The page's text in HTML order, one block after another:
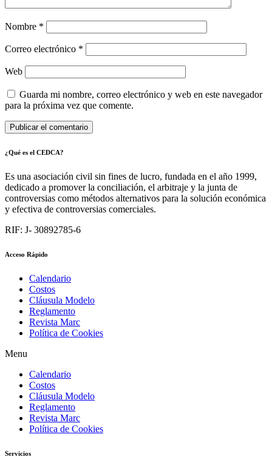
Nombre *
Correo electrónico *
Web
Guarda mi nombre, correo electrónico y web en este navegador
para la próxima vez que comente.
¿Qué es el CEDCA?
Es una asociación civil sin fines de lucro, fundada en el año 1999,
dedicado a promover la conciliación, el arbitraje y la junta de
controversias como métodos alternativos para la solución económica
y efectiva de controversias comerciales.
RIF: J- 30892785-6
Acceso Rápido
Calendario
Costos
Cláusula Modelo
Reglamento
Revista Marc
Política de Cookies
Menu
Calendario
Costos
Cláusula Modelo
Reglamento
Revista Marc
Política de Cookies
Servicios